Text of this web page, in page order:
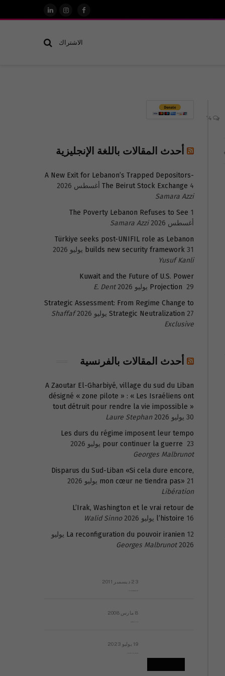
فيسبوكالانستغرام
لينكدإن
الاشتراك
أحدث المقالات باللغة الإنجليزية
A New Exit for Lebanon’s Trapped Depositors-
The Beirut Stock Exchange 4 أغسطس 2026
Samara Azzi
The Poverty Lebanon Refuses to See 1
أغسطس 2026
Samara Azzi
Türkiye seeks post-UNIFIL role as Lebanon
builds new security framework 31 يوليو 2026
Yusuf Kanli
Kuwait and the Future of U.S. Power
Projection 29 يوليو 2026
E. Dent
Strategic Assessment: From Regime Change to
Strategic Neutralization 27 يوليو 2026
Shaffaf
Exclusive
أحدث المقالات بالفرنسية
A Zaoutar El-Gharbiyé, village du sud du Liban
désigné « zone pilote » : « Les Israéliens ont
tout détruit pour rendre la vie impossible »
30 يوليو 2026
Laure Stephan
Les durs du régime imposent leur tempo
pour continuer la guerre 23 يوليو 2026
Georges Malbrunot
Disparus du Sud-Liban «Si cela dure encore,
mon cœur ne tiendra pas» 21 يوليو 2026
Libération
L’Irak, Washington et le vrai retour de
l’histoire 16 يوليو 2026
Walid Sinno
La reconfiguration du pouvoir iranien 12 يوليو
2026
Georges Malbrunot
23 ديسمبر 2011
8 مارس 2008
19 يوليو 2023